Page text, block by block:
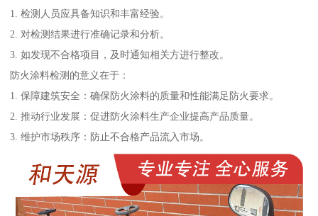
1. 检测人员应具备知识和丰富经验。
2. 对检测结果进行准确记录和分析。
3. 如发现不合格项目，及时通知相关方进行整改。
防火涂料检测的意义在于：
1. 保障建筑安全：确保防火涂料的质量和性能满足防火要求。
2. 推动行业发展：促进防火涂料生产企业提高产品质量。
3. 维护市场秩序：防止不合格产品流入市场。